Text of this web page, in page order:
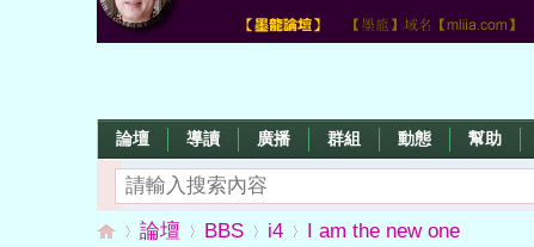
論壇 導讀 廣播 群組 動態 幫助
論壇 BBS i4
I am the new one